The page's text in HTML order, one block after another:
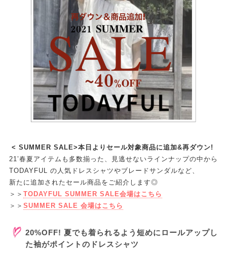
< SUMMER SALE>本日よりセール対象商品に追加&再ダウン!
21’春夏アイテムも多数揃った、見逃せないラインナップの中から
TODAYFUL の人気ドレスシャツやブレードサンダルなど、
新たに追加されたセール商品をご紹介します◎
＞＞ TODAYFUL SUMMER SALE会場はこちら
＞＞ SUMMER SALE 会場はこちら
20%OFF! 夏でも着られるよう短めにロールアップし
た袖がポイントのドレスシャツ